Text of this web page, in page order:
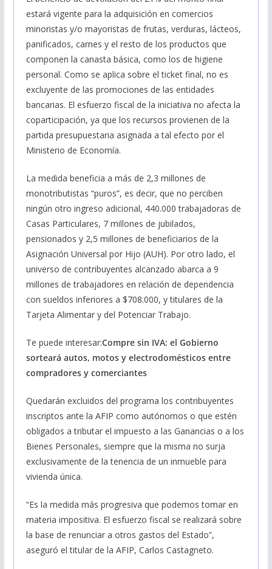
estará vigente para la adquisición en comercios
minoristas y/o mayoristas de frutas, verduras, lácteos,
panificados, carnes y el resto de los productos que
componen la canasta básica, como los de higiene
personal. Como se aplica sobre el ticket final, no es
excluyente de las promociones de las entidades
bancarias. El esfuerzo fiscal de la iniciativa no afecta la
coparticipación, ya que los recursos provienen de la
partida presupuestaria asignada a tal efecto por el
Ministerio de Economía.
La medida beneficia a más de 2,3 millones de
monotributistas “puros”, es decir, que no perciben
ningún otro ingreso adicional, 440.000 trabajadoras de
Casas Particulares, 7 millones de jubilados,
pensionados y 2,5 millones de beneficiarios de la
Asignación Universal por Hijo (AUH). Por otro lado, el
universo de contribuyentes alcanzado abarca a 9
millones de trabajadores en relación de dependencia
con sueldos inferiores a $708.000, y titulares de la
Tarjeta Alimentar y del Potenciar Trabajo.
Te puede interesar:Compre sin IVA: el Gobierno
sorteará autos, motos y electrodomésticos entre
compradores y comerciantes
Quedarán excluidos del programa los contribuyentes
inscriptos ante la AFIP como autónomos o que estén
obligados a tributar el impuesto a las Ganancias o a los
Bienes Personales, siempre que la misma no surja
exclusivamente de la tenencia de un inmueble para
vivienda única.
“Es la medida más progresiva que podemos tomar en
materia impositiva. El esfuerzo fiscal se realizará sobre
la base de renunciar a otros gastos del Estado”,
aseguró el titular de la AFIP, Carlos Castagneto.